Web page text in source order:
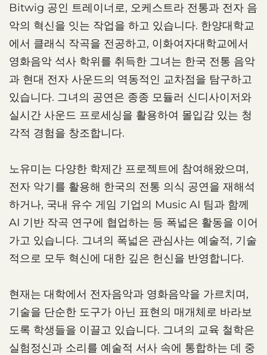
Bitwig 공인 트레이너로, 오케스트라 전통과 전자 음
악의 혁신을 잇는 작업을 하고 있습니다. 한양대학교
에서 클래식 작곡을 전공하고, 이화여자대학교에서
영화음악 석사 학위를 취득한 그녀는 한국 전통 음악
과 현대 전자 사운드의 역동적인 교차점을 탐구하고
있습니다. 그녀의 공연은 종종 모듈러 신디사이저와
실시간 사운드 프로세싱을 활용하여 몰입감 있는 청
각적 경험을 창조합니다.
노유미는 다양한 학제간 프로젝트에 참여해왔으며,
전자 악기를 활용해 한국의 전통 의식 공연을 재해석
하거나, 국내 유수 게임 기업의 Music AI 팀과 함께
AI 기반 작곡 연구에 협업하는 등 폭넓은 활동을 이어
가고 있습니다. 그녀의 폭넓은 관심사는 예술적, 기술
적으로 모두 혁신에 대한 깊은 헌신을 반영합니다.
현재는 대학에서 전자음악과 영화음악을 가르치며,
기술을 단순한 도구가 아닌 표현의 매개체로 바라보
도록 학생들을 이끌고 있습니다. 그녀의 교육 철학은
실험정신과 소리를 예술적 서사 속에 통합하는 데 중